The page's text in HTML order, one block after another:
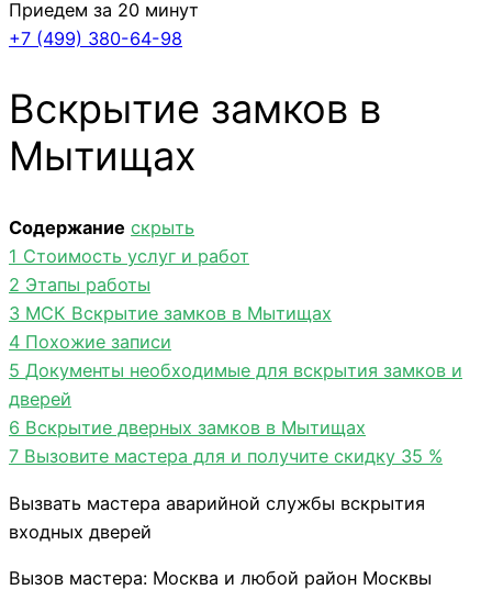
Приедем за 20 минут
+7 (499) 380-64-98
Вскрытие замков в
Мытищах
Содержание скрыть
1 Стоимость услуг и работ
2 Этапы работы
3 МСК Вскрытие замков в Мытищах
4 Похожие записи
5 Документы необходимые для вскрытия замков и
дверей
6 Вскрытие дверных замков в Мытищах
7 Вызовите мастера для и получите скидку 35 %
Вызвать мастера аварийной службы вскрытия
входных дверей
Вызов мастера: Москва и любой район Москвы